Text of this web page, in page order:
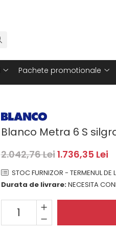
Pachete promotionale
Blanco Metra 6 S
2.042,76 Lei1.736,35 Lei
STOC FURNIZOR - TERMENUL DE
Durata de livrare:NECESITA